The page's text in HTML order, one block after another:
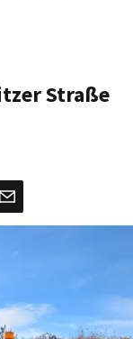
Straße